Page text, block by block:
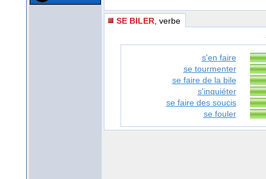
SE BILER , verbe
s'en faire
se tourmenter
se faire de la bile
s'inquiéter
se faire des soucis
se fouler